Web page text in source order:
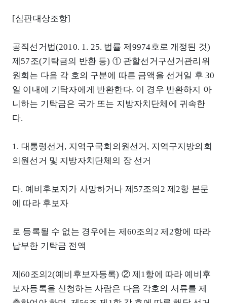
[심판대상조항]
공직선거법(2010. 1. 25. 법률 제9974호로 개정된 것)
제57조(기탁금의 반환 등) ① 관할선거구선거관리위
원회는 다음 각 호의 구분에 따른 금액을 선거일 후 30
일 이내에 기탁자에게 반환한다. 이 경우 반환하지 아
니하는 기탁금은 국가 또는 지방자치단체에 귀속한
다.
1. 대통령선거, 지역구국회의원선거, 지역구지방의회
의원선거 및 지방자치단체의 장 선거
다. 예비후보자가 사망하거나 제57조의2 제2항 본문
에 따라 후보자
로 등록될 수 없는 경우에는 제60조의2 제2항에 따라
납부한 기탁금 전액
제60조의2(예비후보자등록) ② 제1항에 따라 예비후
보자등록을 신청하는 사람은 다음 각호의 서류를 제